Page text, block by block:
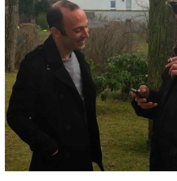
Tonträger Interpreten:László Fenyö, cello
Deutsches Symphonie-Orchester Berlin /
conductor